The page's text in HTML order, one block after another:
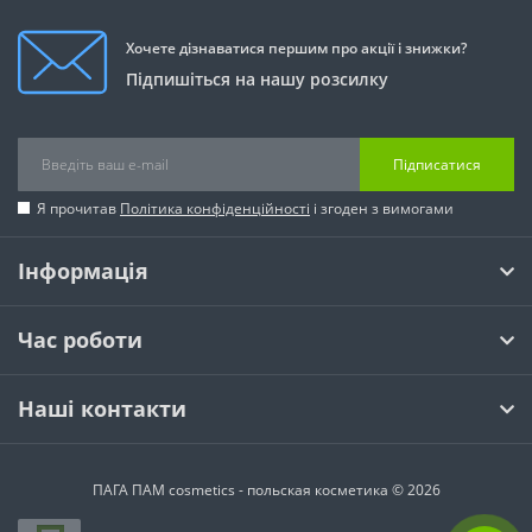
Ужгород, Вінниця, Славутич, Південний, Львів,
Хмельницький, Тернопіль, Рівне, Запоріжжя, Полтава,
Іллічівськ, Кам'янець-Подільський, Бориспіль, Суми,
Луцьк , Кузнецовськ, Кривий Ріг, Трускавець, Бровари,
Умань, Керч, Чернігів, Енергодар, Миргород, Ірпінь,
Переяслав-Хмельницький, Маріуполь, Мелітополь,
Хочете дізнаватися першим про акції і знижки?
Підпишіться на нашу розсилку
Підписатися
Я прочитав Політика конфіденційності і згоден з вимогами
Інформація
Час роботи
Наші контакти
ПАГА ПАМ cosmetics - польская косметика © 2026